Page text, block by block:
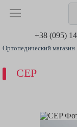
+38 (095)
Ортопедический магазин
CEP